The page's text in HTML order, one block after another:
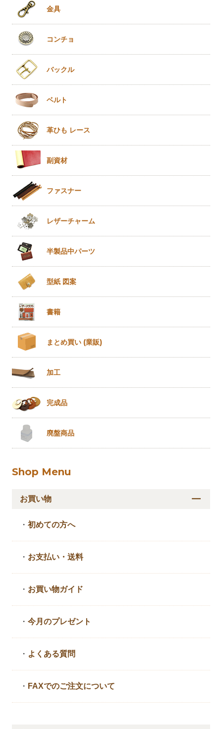
金具
コンチョ
バックル
ベルト
革ひも レース
副資材
ファスナー
レザーチャーム
半製品中パーツ
型紙 図案
書籍
まとめ買い (業販)
加工
完成品
廃盤商品
Shop Menu
お買い物
・初めての方へ
・ お支払い・送料
・ お買い物ガイド
・今月のプレゼント
・ よくある質問
・ FAXでのご注文について